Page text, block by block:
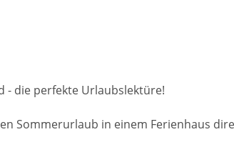
- die perfekte Urlaubslektüre!
Sommerurlaub in einem Ferienhaus